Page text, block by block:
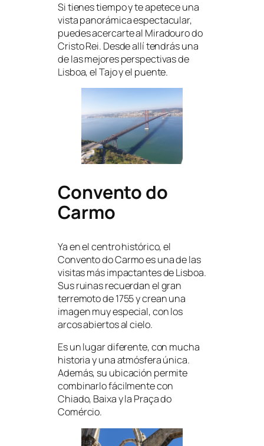
Si tienes tiempo y te apetece una
vista panorámica espectacular,
puedes acercarte al Miradouro do
Cristo Rei. Desde allí tendrás una
de las mejores perspectivas de
Lisboa, el Tajo y el puente.
Convento do
Carmo
Ya en el centro histórico, el
Convento do Carmo es una de las
visitas más impactantes de Lisboa.
Sus ruinas recuerdan el gran
terremoto de 1755 y crean una
imagen muy especial, con los
arcos abiertos al cielo.
Es un lugar diferente, con mucha
historia y una atmósfera única.
Además, su ubicación permite
combinarlo fácilmente con
Chiado, Baixa y la Praça do
Comércio.